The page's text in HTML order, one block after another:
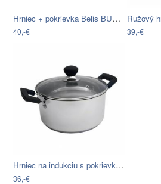
Hrniec + pokrievka Belis BUBBLE 24cm 5L…
40,-€ 39,-€
Hrniec na indukciu s pokrievkou Sabichi…
36,-€